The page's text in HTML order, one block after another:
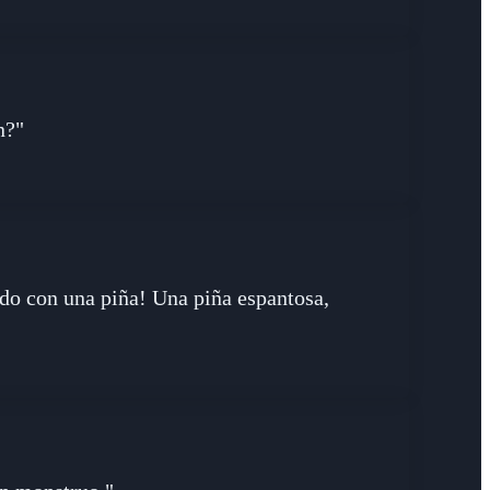
con una piña! Una piña espantosa,